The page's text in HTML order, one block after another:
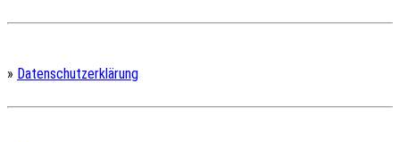
» Datenschutzerklärung